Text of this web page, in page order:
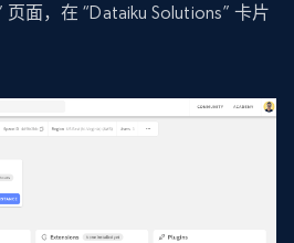
页面，在 “Dataiku Solutions” 卡片